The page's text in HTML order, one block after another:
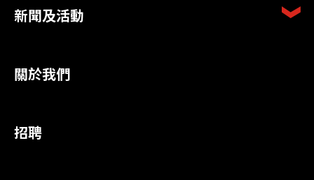
新聞及活動
關於我們
招聘